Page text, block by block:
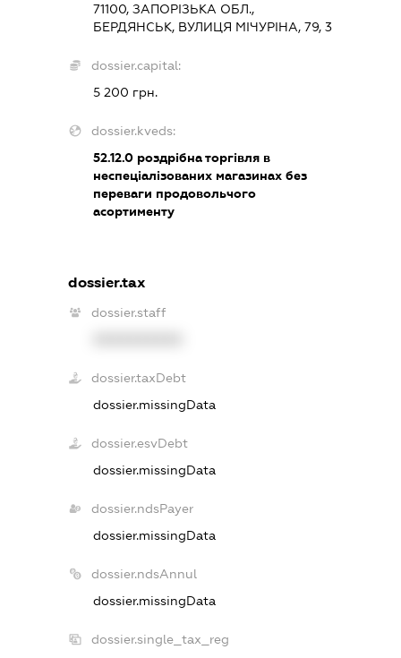
71100, ЗАПОРІЗЬКА ОБЛ.,
БЕРДЯНСЬК, ВУЛИЦЯ МІЧУРІНА, 79, 3
dossier.capital:
5 200 грн.
dossier.kveds:
52.12.0 роздрібна торгівля в
неспеціалізованих магазинах без
переваги продовольчого
асортименту
dossier.tax
dossier.staff
dossier.taxDebt
dossier.missingData
dossier.esvDebt
dossier.missingData
dossier.ndsPayer
dossier.missingData
dossier.ndsAnnul
dossier.missingData
dossier.single_tax_reg